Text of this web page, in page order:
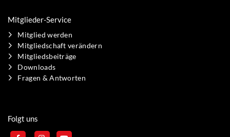
Mitglieder-Service
Mitglied werden
Mitgliedschaft verändern
Mitgliedsbeiträge
Downloads
Fragen & Antworten
Folgt uns